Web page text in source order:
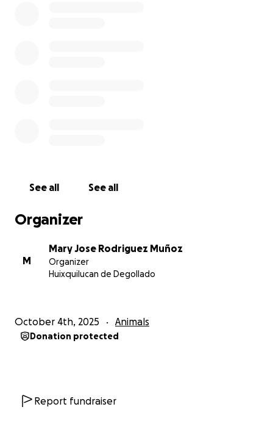
See all See all
Organizer
M
Mary Jose Rodriguez Muñoz
Organizer
Huixquilucan de Degollado
October 4th, 2025 Animals
Donation protected
Report fundraiser